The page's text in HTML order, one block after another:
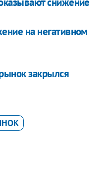
на негативном
закрылся